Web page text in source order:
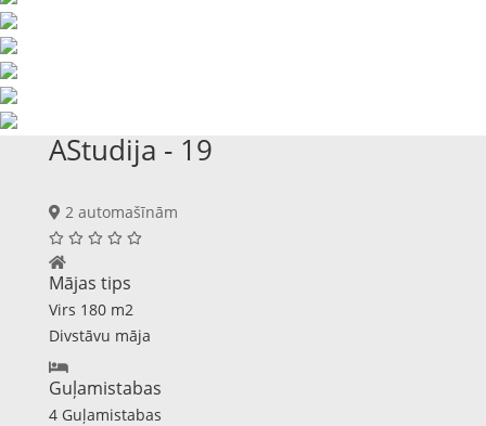
AStudija - 19
2 automašīnām
Mājas tips
Virs 180 m2
Divstāvu māja
Guļamistabas
4 Guļamistabas